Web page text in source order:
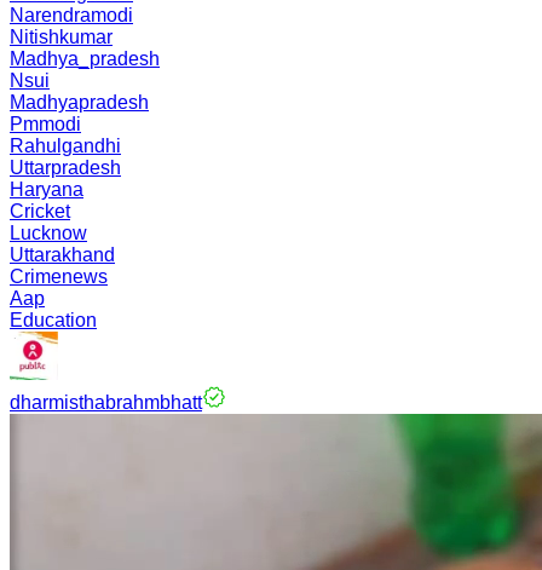
Narendramodi
Nitishkumar
Madhya_pradesh
Nsui
Madhyapradesh
Pmmodi
Rahulgandhi
Uttarpradesh
Haryana
Cricket
Lucknow
Uttarakhand
Crimenews
Aap
Education
dharmisthabrahmbhatt